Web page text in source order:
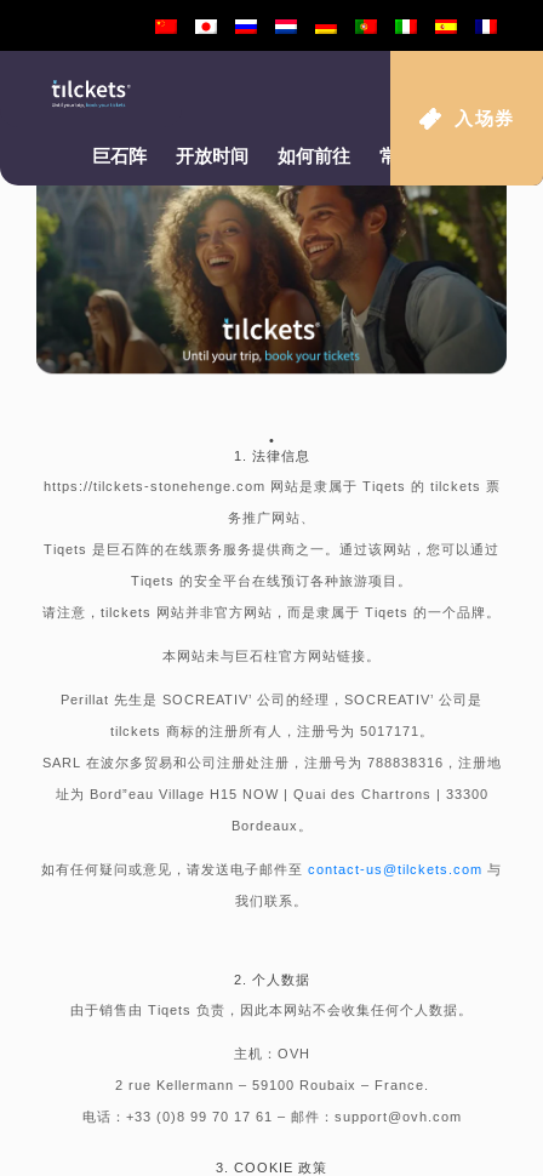
巨石阵 开放时间 如何前往 常见问题
入场券
Terms and conditions
•
1. 法律信息
https://tilckets-stonehenge.com 网站是隶属于 Tiqets 的 tilckets 票
务推广网站、
Tiqets 是巨石阵的在线票务服务提供商之一。通过该网站，您可以通过
Tiqets 的安全平台在线预订各种旅游项目。
请注意，tilckets 网站并非官方网站，而是隶属于 Tiqets 的一个品牌。
本网站未与巨石柱官方网站链接。
Perillat 先生是 SOCREATIV’ 公司的经理，SOCREATIV’ 公司是
tilckets 商标的注册所有人，注册号为 5017171。
SARL 在波尔多贸易和公司注册处注册，注册号为 788838316，注册地
址为 Bord”eau Village H15 NOW | Quai des Chartrons | 33300
Bordeaux。
如有任何疑问或意见，请发送电子邮件至 contact-us@tilckets.com 与
我们联系。
2. 个人数据
由于销售由 Tiqets 负责，因此本网站不会收集任何个人数据。
主机：OVH
2 rue Kellermann – 59100 Roubaix – France.
电话：+33 (0)8 99 70 17 61 – 邮件：support@ovh.com
3. COOKIE 政策